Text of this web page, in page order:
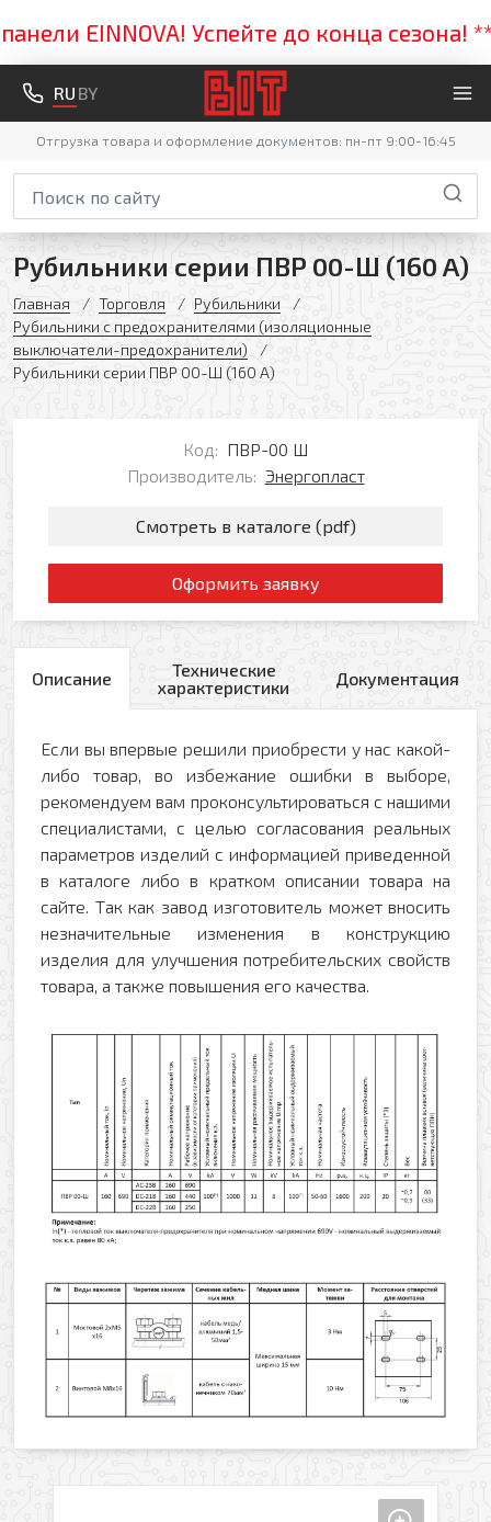
EINNOVA! Успейте до конца сезона!
RU BY
Отгрузка товара и оформление документов: пн-пт 9:00-16:45
Рубильники серии ПВР 00-Ш (160 A)
Главная Торговля
Рубильники
Рубильники с предохранителями (изоляционные
выключатели-предохранители)
Рубильники серии ПВР 00-Ш (160 A)
Код: ПВР-00 Ш
Производитель: Энергопласт
Смотреть в каталоге (pdf)
Оформить заявку
Описание
Технические
характеристики
Документация
Если вы впервые решили приобрести у нас какой-
либо товар, во избежание ошибки в выборе,
рекомендуем вам проконсультироваться с нашими
специалистами, с целью согласования реальных
параметров изделий с информацией приведенной
в каталоге либо в кратком описании товара на
сайте. Так как завод изготовитель может вносить
незначительные изменения в конструкцию
изделия для улучшения потребительских свойств
товара, а также повышения его качества.